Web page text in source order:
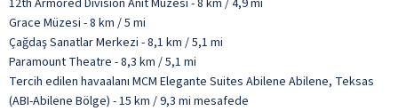
Grace Müzesi - 8 km / 5 mi
Çağdaş Sanatlar Merkezi - 8,1 km / 5,1 mi
Paramount Theatre - 8,3 km / 5,1 mi
Tercih edilen havaalanı MCM Elegante Suites Abilene Abilene, Teksas
(ABI-Abilene Bölge) - 15 km / 9,3 mi mesafede